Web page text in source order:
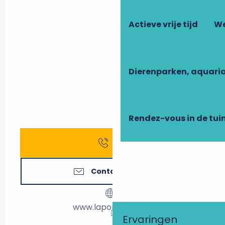
Actieve vrije tijd
Dierenparken,
Rendez-vous in de
Ervaringen
Bel
Contacteer ons
www.lapomelie.com